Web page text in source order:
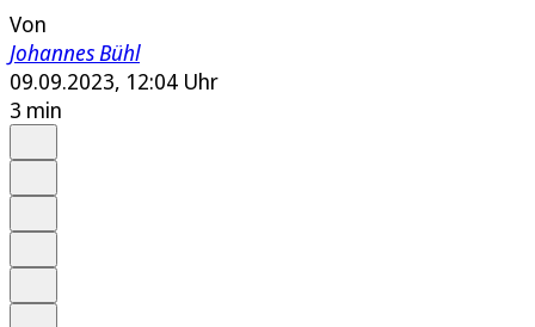
Von
Johannes Bühl
09.09.2023, 12:04 Uhr
3 min